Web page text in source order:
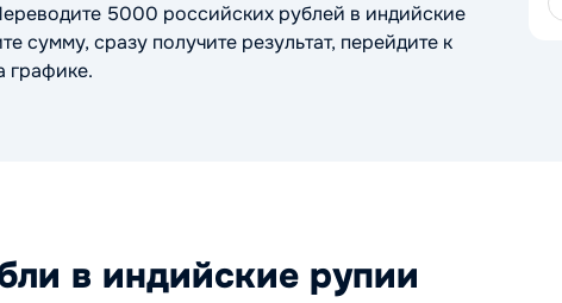
5000 российских рублей в индийские
сумму, сразу получите результат, перейдите к
графике.
в индийские рупии